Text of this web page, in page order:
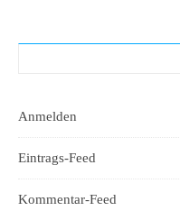
Anmelden
Eintrags-Feed
Kommentar-Feed